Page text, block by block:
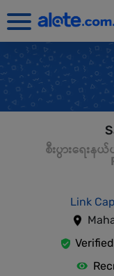
စီးပွားရေးန
Link
Verified